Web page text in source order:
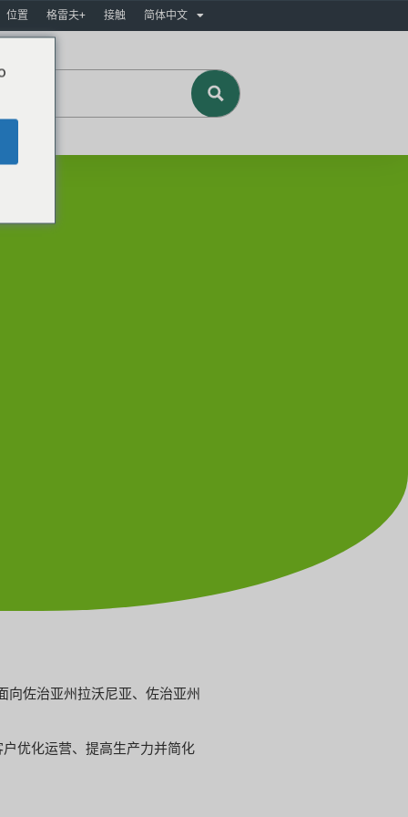
位置 格雷夫+ 接触 简体中文
向佐治亚州拉沃尼亚、佐治亚州
优化运营、提高生产力并简化